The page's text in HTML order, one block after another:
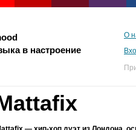
в настроение
О